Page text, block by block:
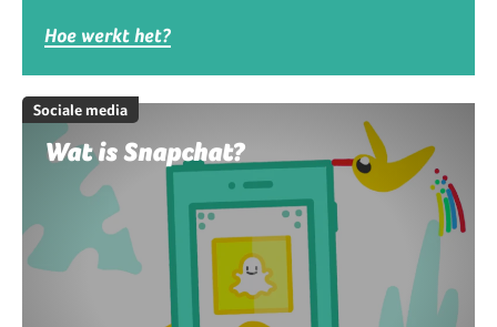
Hoe werkt het?
Sociale media
Wat is Snapchat?